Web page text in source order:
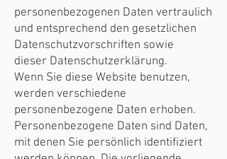
personenbezogenen Daten vertraulich
und entsprechend den gesetzlichen
Datenschutzvorschriften sowie
dieser Datenschutzerklärung.
Wenn Sie diese Website benutzen,
werden verschiedene
personenbezogene Daten erhoben.
Personenbezogene Daten sind Daten,
mit denen Sie persönlich identifiziert